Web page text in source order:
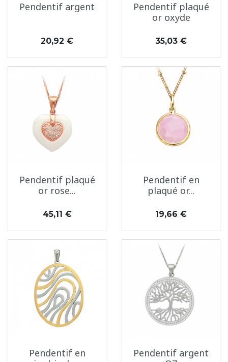
Pendentif argent
Prix
20,92 €
Pendentif plaqué
or oxyde
Prix
35,03 €
Pendentif plaqué
or rose...
Prix
45,11 €
Pendentif en
plaqué or...
Prix
19,66 €
Pendentif en
Pendentif argent